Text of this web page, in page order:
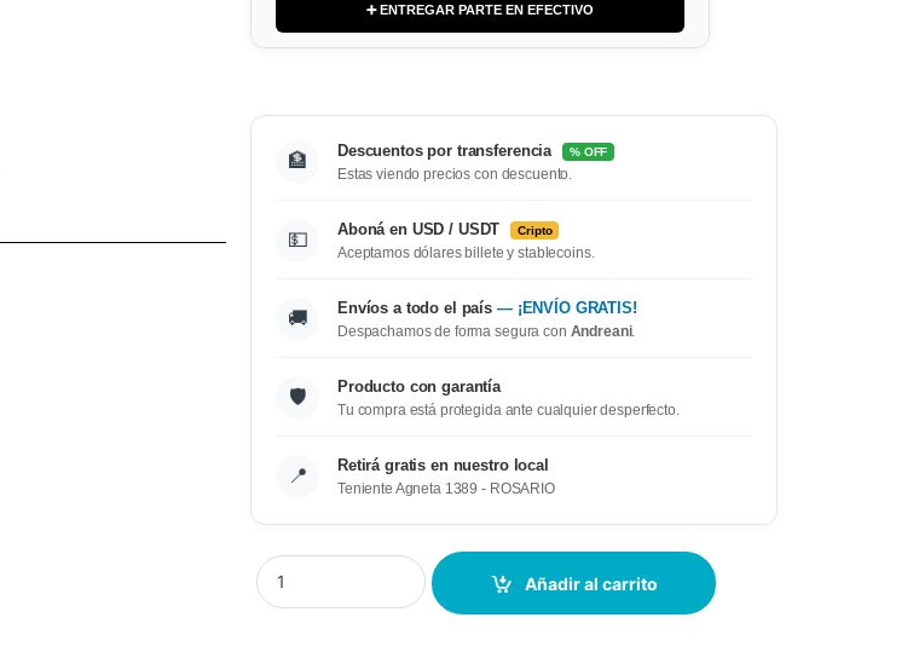
➕ ENTREGAR PARTE EN EFECTIVO
🏦 Descuentos por transferencia % OFF
Estas viendo precios con descuento.
💵 Aboná en USD / USDT Cripto
Aceptamos dólares billete y stablecoins.
🚚 Envíos a todo el país — ¡ENVÍO GRATIS!
Despachamos de forma segura con Andreani.
🛡️ Producto con garantía
Tu compra está protegida ante cualquier desperfecto.
📍 Retirá gratis en nuestro local
Teniente Agneta 1389 - ROSARIO
Añadir al carrito